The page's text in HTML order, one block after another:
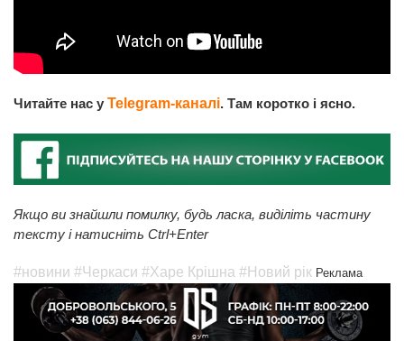
Читайте нас у Telegram-каналі. Там коротко і ясно.
Якщо ви знайшли помилку, будь ласка, виділіть частину
тексту і натисніть Ctrl+Enter
#новини #Черкаси #Харе Крішна #Новий рік Реклама